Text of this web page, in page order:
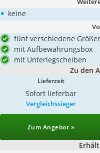
• keine
fünf verschiedene
mit Aufbewahrungsbox
mit Unterlegscheiben
Zu den
Lieferzeit
Sofort lieferbar
Vergleichssieger
Zum Angebot »